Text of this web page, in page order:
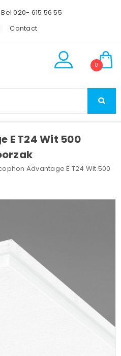
020- 615 56 55
Contact
0
E T24 Wit 500
Advantage E T24 Wit 500